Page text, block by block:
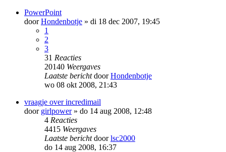
PowerPoint
doorHondenbotje » di 18 dec 2007, 19:45
1
2
3
31 Reacties
20140 Weergaves
Laatste berichtdoorHondenbotje
wo 08 okt 2008, 21:43
vraagje over incredimail
door girlpower» do 14 aug 2008, 12:48
4 Reacties
4415 Weergaves
Laatste berichtdoorlsc2000
do 14 aug 2008, 16:37